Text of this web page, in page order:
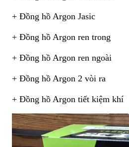
+ Đồng hồ Argon Jasic
+ Đồng hồ Argon ren trong
+ Đồng hồ Argon ren ngoài
+ Đồng hồ Argon 2 vòi ra
+ Đồng hồ Argon tiết kiệm khí